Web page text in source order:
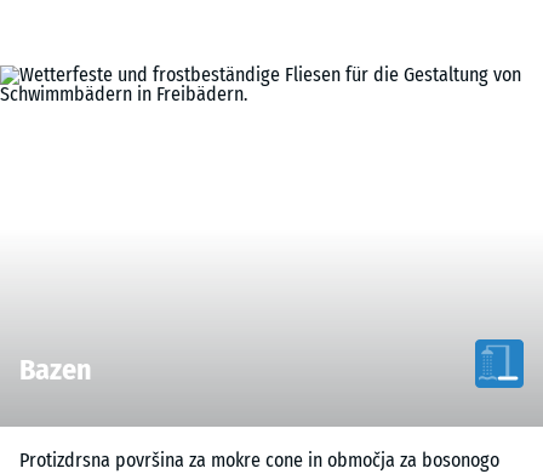
Bazen
Protizdrsna površina za mokre cone in območja za bosonogo